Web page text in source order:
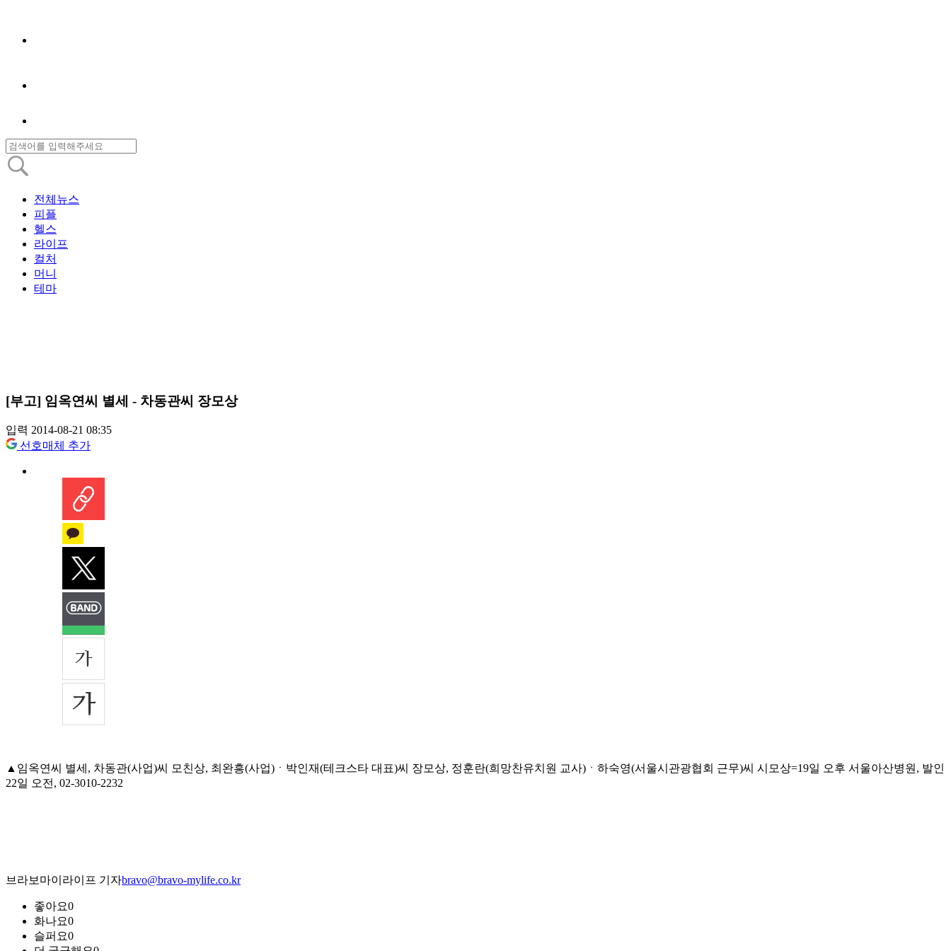
전체뉴스
피플
헬스
라이프
컬처
머니
테마
[부고] 임옥연씨 별세 - 차동관씨 장모상
입력 2014-08-21 08:35
선호매체 추가
▲임옥연씨 별세, 차동관(사업)씨 모친상, 최완흥(사업)ㆍ박인재(테크스타 대표)씨 장모상, 정훈란(희망찬유치원 교사)ㆍ하숙영(서울시관광협회 근무)씨 시모상=19일 오후 서울아산병원, 발인
22일 오전, 02-3010-2232
브라보마이라이프 기자bravo@bravo-mylife.co.kr
좋아요0
화나요0
슬퍼요0